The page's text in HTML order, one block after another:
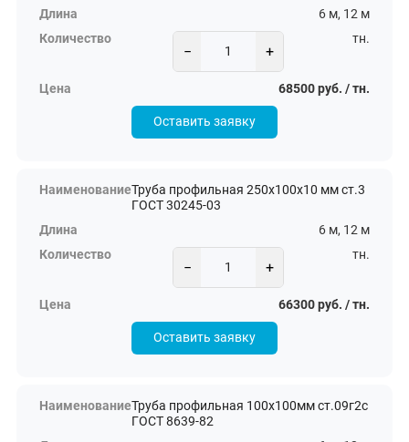
6 м, 12 м
− +
тн.
68500 руб. / тн.
Оставить заявку
Труба профильная 250х100х10 мм ст.3
ГОСТ 30245-03
6 м, 12 м
− +
тн.
66300 руб. / тн.
Оставить заявку
Труба профильная 100х100мм ст.09г2с
ГОСТ 8639-82